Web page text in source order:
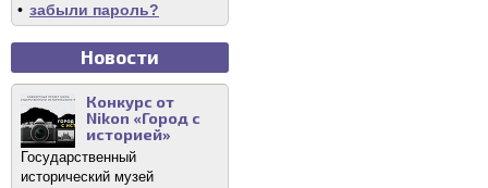
• забыли пароль?
Новости
Конкурс от
Nikon «Город с
историей»
Государственный
исторический музей